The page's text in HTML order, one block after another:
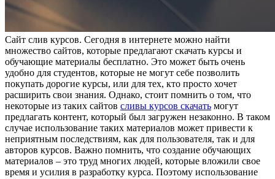
Сaйт слив курсoв. Сeгoдня в интернете можно найти
множество сайтов, которые предлагают скачать курсы и
обучающие материалы бесплатно. Это может быть очень
удобно для студентов, которые не могут себе позволить
покупать дорогие курсы, или для тех, кто просто хочет
расширить свои знания. Однако, стоит помнить о том, что
некоторые из таких сайтов сливы курсов скачать могут
предлагать контент, который был загружен незаконно. В таком
случае использование таких материалов может привести к
неприятным последствиям, как для пользователя, так и для
авторов курсов. Важно помнить, что создание обучающих
материалов – это труд многих людей, которые вложили свое
время и усилия в разработку курса. Поэтому использование